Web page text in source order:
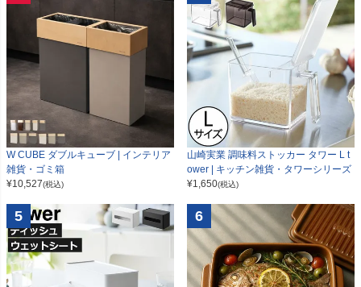
W CUBE ダブルキューブ | インテリア
雑貨・ゴミ箱
¥10,527(税込)
山崎実業 調味料ストッカー タワー L t
ower | キッチン雑貨・タワーシリーズ
¥1,650(税込)
5 6